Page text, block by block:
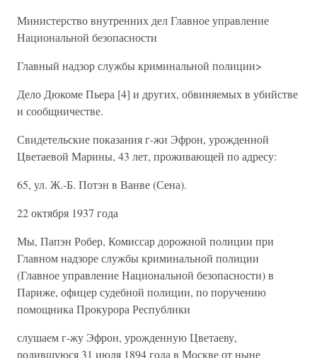
Министерство внутренних дел Главное управление
Национальной безопасности
Главный надзор службы криминальной полиции>
Дело Дюкоме Пьера [4] и других, обвиняемых в убийстве
и сообщничестве.
Свидетельские показания г-жи Эфрон, урожденной
Цветаевой Марины, 43 лет, проживающей по адресу:
65, ул. Ж.-Б. Потэн в Ванве (Сена).
22 октября 1937 года
Мы, Папэн Робер, Комиссар дорожной полиции при
Главном надзоре службы криминальной полиции
(Главное управление Национальной безопасности) в
Париже, офицер судебной полиции, по поручению
помощника Прокурора Республики
слушаем г-жу Эфрон, урожденную Цветаеву,
родившуюся 31 июля 1894 года в Москве от ныне